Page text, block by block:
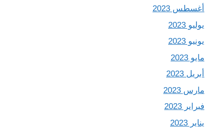
أغسطس 2023
يوليو 2023
يونيو 2023
مايو 2023
أبريل 2023
مارس 2023
فبراير 2023
يناير 2023